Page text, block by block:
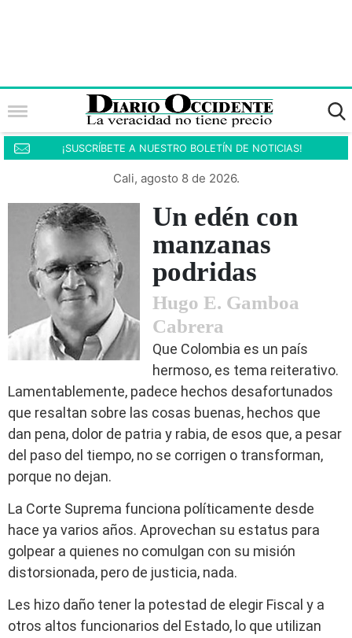
¡SUSCRÍBETE A NUESTRO BOLETÍN DE NOTICIAS!
Cali, agosto 8 de 2026.
Un edén con
manzanas
podridas
Hugo E. Gamboa
Cabrera
Que Colombia es un país
hermoso, es tema reiterativo.
Lamentablemente, padece hechos desafortunados
que resaltan sobre las cosas buenas, hechos que
dan pena, dolor de patria y rabia, de esos que, a pesar
del paso del tiempo, no se corrigen o transforman,
porque no dejan.
La Corte Suprema funciona políticamente desde
hace ya varios años. Aprovechan su estatus para
golpear a quienes no comulgan con su misión
distorsionada, pero de justicia, nada.
Les hizo daño tener la potestad de elegir Fiscal y a
otros altos funcionarios del Estado, lo que utilizan